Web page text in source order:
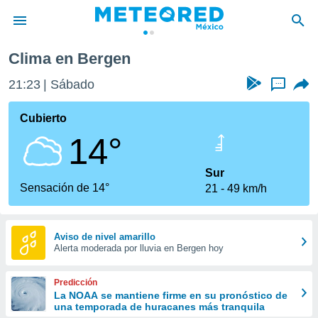
de
ha sido
que se
calidad.
a este
las
y
forma
digital
basada
Clima en Bergen
21:23 Sábado ...
Cubierto
14°
Sensación de 14°
Sur
21
49 km/h
Aviso de nivel amarillo
Alerta moderada por lluvia en Bergen hoy
Predicción
La NOAA se mantiene firme en su pronóstico de
una temporada de huracanes más tranquila